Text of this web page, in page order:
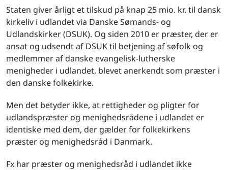
Staten giver årligt et tilskud på knap 25 mio. kr. til dansk
kirkeliv i udlandet via Danske Sømands- og
Udlandskirker (DSUK). Og siden 2010 er præster, der er
ansat og udsendt af DSUK til betjening af søfolk og
medlemmer af danske evangelisk-lutherske
menigheder i udlandet, blevet anerkendt som præster i
den danske folkekirke.
Men det betyder ikke, at rettigheder og pligter for
udlandspræster og menighedsrådene i udlandet er
identiske med dem, der gælder for folkekirkens
præster og menighedsråd i Danmark.
Fx har præster og menighedsråd i udlandet ikke